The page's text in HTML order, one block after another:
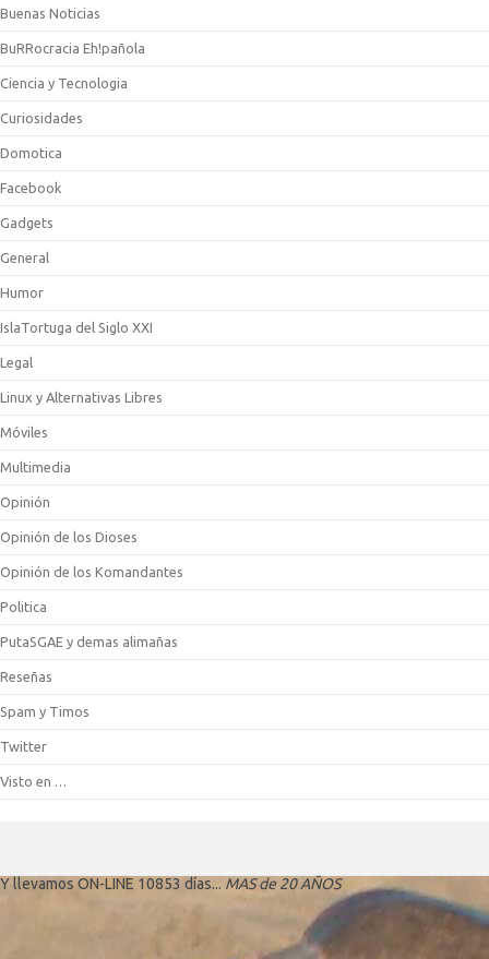
Buenas Noticias
BuRRocracia Eh!pañola
Ciencia y Tecnologia
Curiosidades
Domotica
Facebook
Gadgets
General
Humor
IslaTortuga del Siglo XXI
Legal
Linux y Alternativas Libres
Móviles
Multimedia
Opinión
Opinión de los Dioses
Opinión de los Komandantes
Politica
PutaSGAE y demas alimañas
Reseñas
Spam y Timos
Twitter
Visto en …
Y llevamos ON-LINE 10853 días... MAS de 20 AÑOS